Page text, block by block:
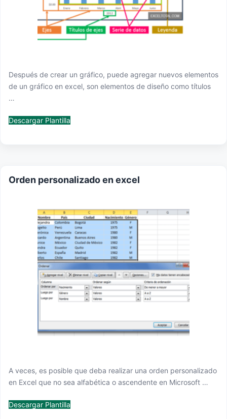
Después de crear un gráfico, puede agregar nuevos elementos
de un gráfico en excel, son elementos de diseño como títulos
…
Descargar Plantilla
Orden personalizado en excel
A veces, es posible que deba realizar una orden personalizado
en Excel que no sea alfabética o ascendente en Microsoft …
Descargar Plantilla